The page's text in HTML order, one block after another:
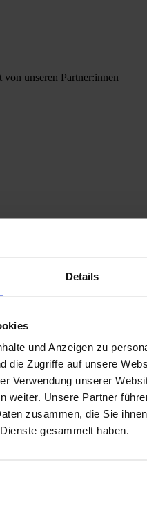
Details
und Anzeigen zu
die Zugriffe auf unsere
Verwendung unserer
weiter. Unsere Partner
zusammen, die Sie
gesammelt haben.
von unseren Partner:innen
Zöpfen
ist ein absolutes Unikat.
rustikalen Holzkorpus ist er
und Natürlichkeit.
Holz in bunten
Harmonie aus.